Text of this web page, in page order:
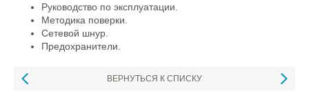
Руководство по эксплуатации.
Методика поверки.
Сетевой шнур.
Предохранители.
ВЕРНУТЬСЯ К СПИСКУ